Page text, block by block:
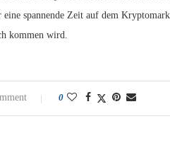
spannende Zeit auf dem
kommen wird.
0